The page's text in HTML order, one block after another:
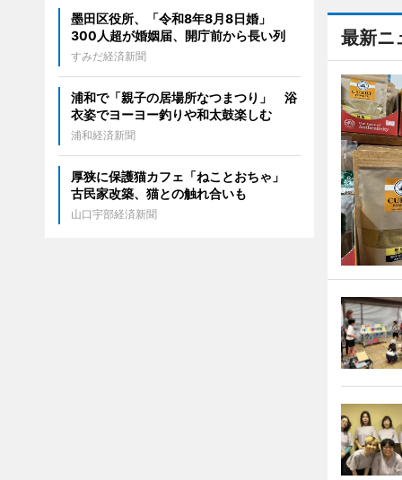
最新ニ
墨田区役所、「令和8年8月8日婚」
300人超が婚姻届、開庁前から長い列
すみだ経済新聞
浦和で「親子の居場所なつまつり」 浴
衣姿でヨーヨー釣りや和太鼓楽しむ
浦和経済新聞
厚狭に保護猫カフェ「ねことおちゃ」
古民家改築、猫との触れ合いも
山口宇部経済新聞